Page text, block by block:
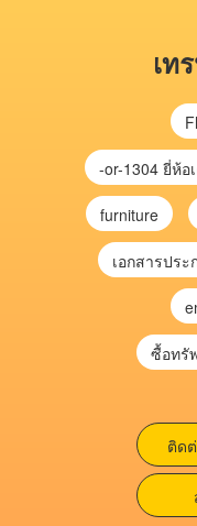
เท
furniture
ติด